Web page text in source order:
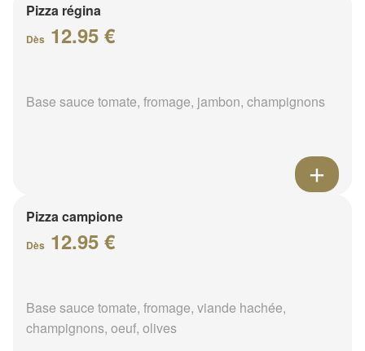
Pizza régina
Dès 12.95 €
Base sauce tomate, fromage, jambon, champignons
Pizza campione
Dès 12.95 €
Base sauce tomate, fromage, viande hachée,
champignons, oeuf, olives